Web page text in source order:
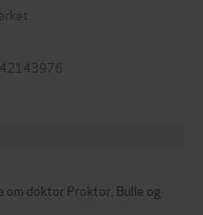
doktor Proktor, Bulle og